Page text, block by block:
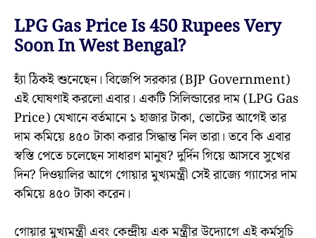
LPG Gas Price Is 450 Rupees Very
Soon In West Bengal?
হ্যাঁ ঠিকই শুনেছেন। বিজেপি সরকার (BJP Government)
এই ঘোষণাই করলো এবার। একটি সিলিন্ডারের দাম (LPG Gas
Price) যেখানে বর্তমানে ১ হাজার টাকা, ভোটের আগেই তার
দাম কমিয়ে ৪৫০ টাকা করার সিদ্ধান্ত নিল তারা। তবে কি এবার
স্বস্তি পেতে চলেছেন সাধারণ মানুষ? দুর্দিন গিয়ে আসবে সুখের
দিন? দিওয়ালির আগে গোয়ার মুখ্যমন্ত্রী সেই রাজ্যে গ্যাসের দাম
কমিয়ে ৪৫০ টাকা করেন।
গোয়ার মুখ্যমন্ত্রী এবং কেন্দ্রীয় এক মন্ত্রীর উদ্যোগে এই কর্মসূচি